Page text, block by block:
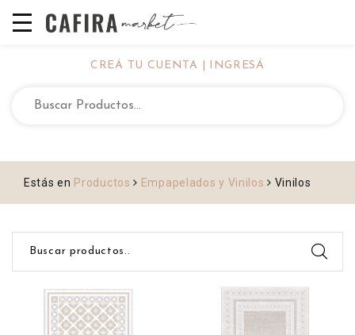
CREÁ TU CUENTA | INGRESÁ
Estás en Productos Empapelados y Vinilos Vinilos
Buscar productos..